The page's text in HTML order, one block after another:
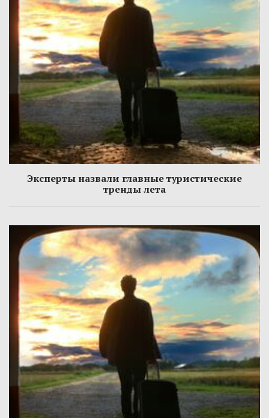
Эксперты назвали главные туристические
тренды лета